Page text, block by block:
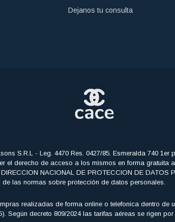
Dejanos tu consulta
S.R.L - Leg. 4470 Res. 0427/85. Esmeralda 740
el derecho de acceso a los mismos en forma
NACIONAL DE PROTECCION DE
las normas sobre protección de datos personales.
realizadas de forma online o telefonica dentro
Según decreto 809/2024 las tarifas aéreas se rigen